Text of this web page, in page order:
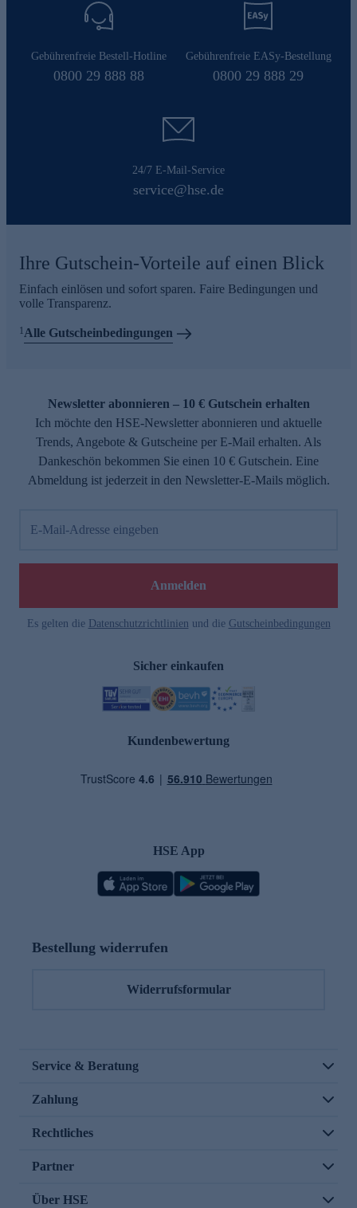
Gebührenfreie Bestell-Hotline
0800 29 888 88
Gebührenfreie EASy-Bestellung
0800 29 888 29
24/7 E-Mail-Service
service@hse.de
Ihre Gutschein-Vorteile auf einen Blick
Einfach einlösen und sofort sparen. Faire Bedingungen und
volle Transparenz.
1 Alle Gutscheinbedingungen
Newsletter abonnieren – 10 € Gutschein erhalten
Ich möchte den HSE-Newsletter abonnieren und aktuelle
Trends, Angebote & Gutscheine per E-Mail erhalten. Als
Dankeschön bekommen Sie einen 10 € Gutschein. Eine
Abmeldung ist jederzeit in den Newsletter-E-Mails möglich.
E-Mail-Adresse eingeben
Anmelden
Es gelten die Datenschutzrichtlinien und die Gutscheinbedingungen
Sicher einkaufen
Kundenbewertung
HSE App
Bestellung widerrufen
Widerrufsformular
Service & Beratung
Zahlung
Rechtliches
Partner
Über HSE